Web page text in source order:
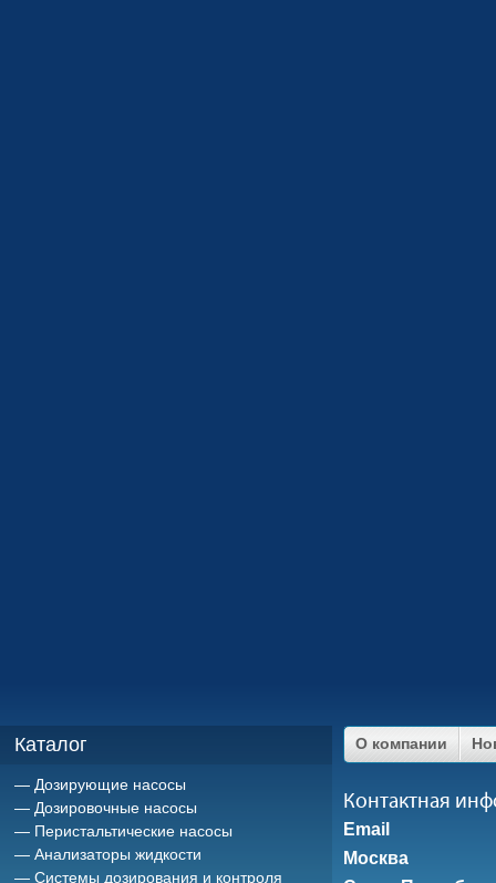
Каталог
Дозирующие насосы
Дозировочные насосы
Перистальтические насосы
Анализаторы жидкости
Системы дозирования и контроля
О компании
Контактная
Email
Москва